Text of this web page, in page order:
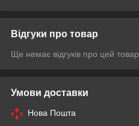
Відгуки про товар
Ще немає відгуків про цей товар
Умови доставки
Нова Пошта